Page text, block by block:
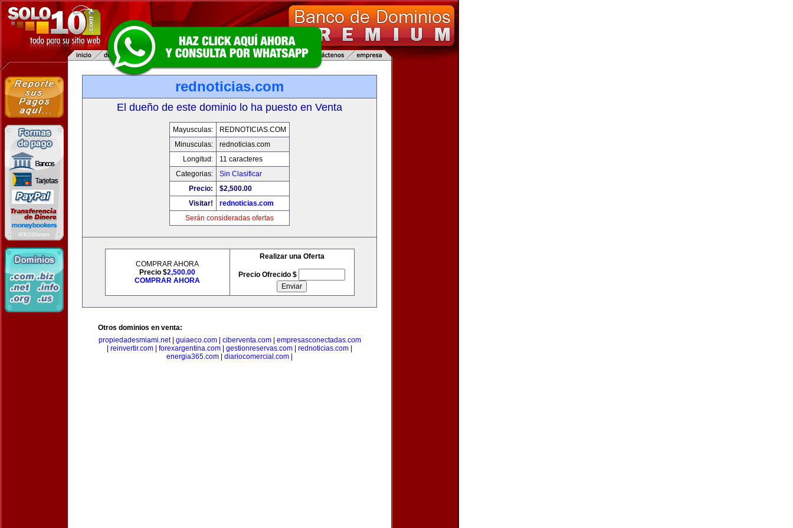
rednoticias.com
El dueño de este dominio lo ha puesto en Venta
Mayusculas:
REDNOTICIAS.COM
Minusculas:
rednoticias.com
Longitud:
11 caracteres
Categorias:
Sin Clasificar
Precio:
$2,500.00
Visitar!
rednoticias.com
Serán consideradas ofertas
COMPRAR AHORA
Precio $2,500.00
COMPRAR AHORA
Realizar una Oferta
Precio Ofrecido $
Otros dominios en venta:
propiedadesmiami.net| guiaeco.com| ciberventa.com| empresasconectadas.com
reinvertir.com forexargentina.com gestionreservas.com rednoticias.com
energia365.com
diariocomercial.com